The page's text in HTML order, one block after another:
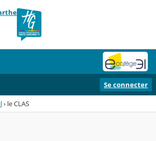
Se connecter
› le CLAS